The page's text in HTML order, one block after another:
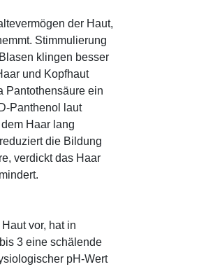
der Haut,
Stimmulierung
klingen besser
und Kopfhaut
Pantothensäure ein
Panthenol laut
Haar lang
die Bildung
verdickt das Haar
vor, hat in
3 eine schälende
pH-Wert